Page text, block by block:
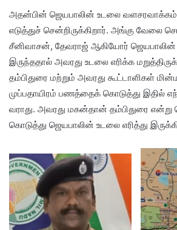
அதன்பின் ஜெயபாலின் உடலை வளசரவாக்கம்
எடுத்துச் சென்றிருக்கிறார். அங்கு வேலை
சீனிவாசன், தேவராஜ் ஆகியோர் ஜெயபாலின்
இருந்ததால் அவரது உடலை எரிக்க
தம்பிதுரை மற்றும் அவரது கூட்டாளிகள்
முப்பதாயிரம் பணத்தைக் கொடுத்து இதில்
வராது. அவரது மகன்தான் தம்பிதுரை
கொடுத்து ஜெயபாலின் உடலை எரித்து